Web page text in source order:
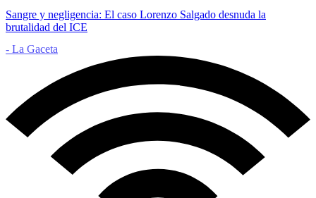
Sangre y negligencia: El caso Lorenzo Salgado desnuda la
brutalidad del ICE
- La Gaceta